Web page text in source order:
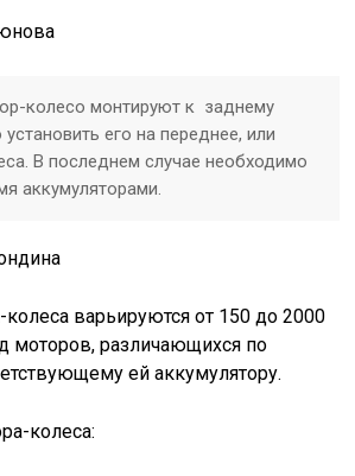
колесо монтируют к заднему
его на переднее, или
В последнем случае необходимо
аккумуляторами.
варьируются от 150 до 2000
моторов, различающихся по
ей аккумулятору.
колеса: